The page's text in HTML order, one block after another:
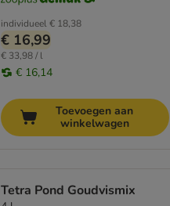
individueel€ 18,38
€ 16,99
€ 33,98 / l
€ 16,14
Toevoegen aan
winkelwagen
Tetra Pond Goudvismix